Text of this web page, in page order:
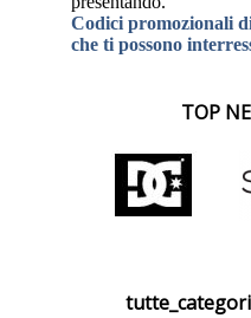
Codici promozionali
che ti possono
TOP